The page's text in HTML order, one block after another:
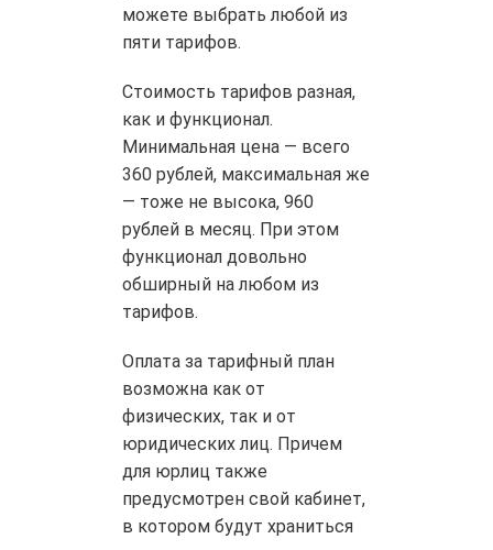
можете выбрать любой из
пяти тарифов.
Стоимость тарифов разная,
как и функционал.
Минимальная цена — всего
360 рублей, максимальная же
— тоже не высока, 960
рублей в месяц. При этом
функционал довольно
обширный на любом из
тарифов.
Оплата за тарифный план
возможна как от
физических, так и от
юридических лиц. Причем
для юрлиц также
предусмотрен свой кабинет,
в котором будут храниться